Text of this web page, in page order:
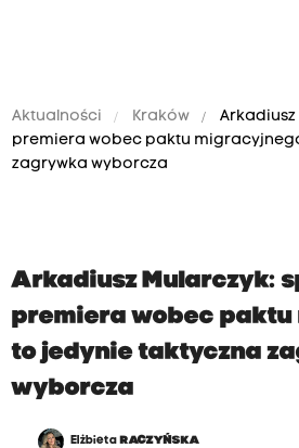
Aktualności Kraków
Arkadiusz
premiera wobec paktu
zagrywka wyborcza
Arkadiusz Mularczyk:
premiera wobec
to jedynie taktyczna
wyborcza
Elżbieta RACZYŃSKA